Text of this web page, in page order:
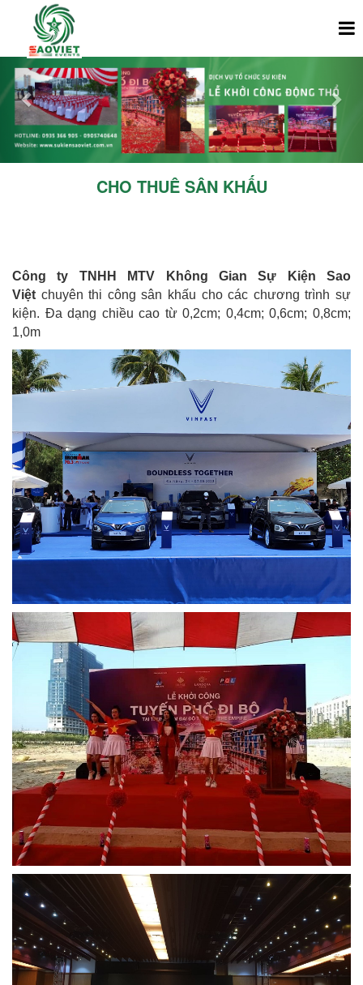
Previous
CHO THUÊ SÂN KHẤU
Công ty TNHH MTV Không Gian Sự Kiện Sao
Việt chuyên thi công sân khấu cho các chương trình sự
kiện. Đa dạng chiều cao từ 0,2cm; 0,4cm; 0,6cm; 0,8cm;
1,0m